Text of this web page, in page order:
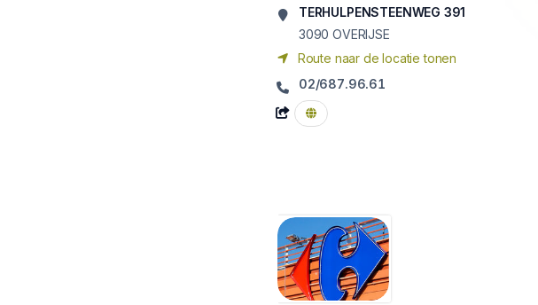
TERHULPENSTEENWEG 391
3090 OVERIJSE
Route naar de locatie tonen
02/687.96.61